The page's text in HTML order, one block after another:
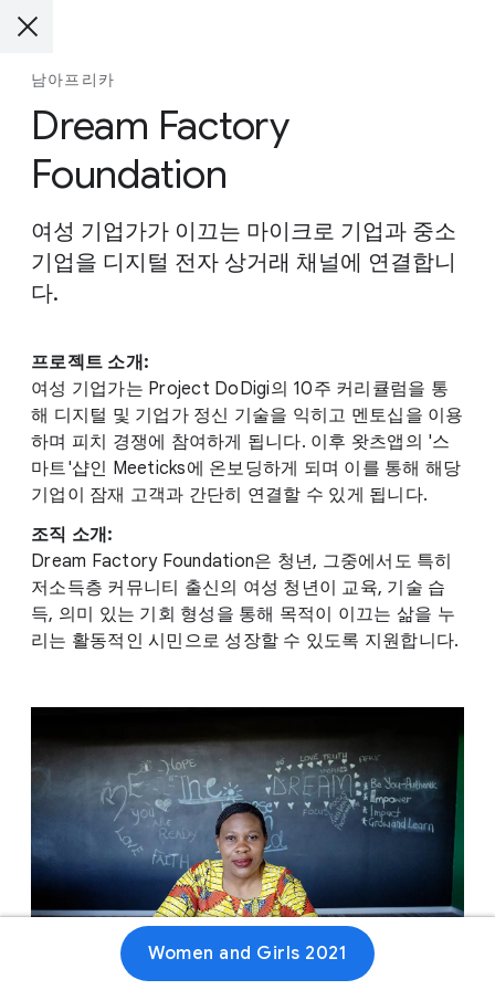
남아프리카
Dream Factory
Foundation
여성 기업가가 이끄는 마이크로 기업과 중소
기업을 디지털 전자 상거래 채널에 연결합니
다.
프로젝트 소개:
여성 기업가는 Project DoDigi의 10주 커리큘럼을 통
해 디지털 및 기업가 정신 기술을 익히고 멘토십을 이용
하며 피치 경쟁에 참여하게 됩니다. 이후 왓츠앱의 '스
마트'샵인 Meeticks에 온보딩하게 되며 이를 통해 해당
기업이 잠재 고객과 간단히 연결할 수 있게 됩니다.
조직 소개:
Dream Factory Foundation은 청년, 그중에서도 특히
저소득층 커뮤니티 출신의 여성 청년이 교육, 기술 습
득, 의미 있는 기회 형성을 통해 목적이 이끄는 삶을 누
리는 활동적인 시민으로 성장할 수 있도록 지원합니다.
Women and Girls 2021